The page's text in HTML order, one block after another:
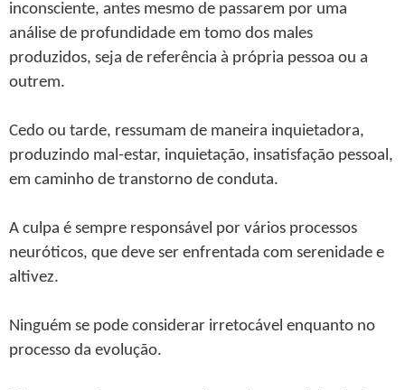
inconsciente, antes mesmo de passarem por uma
análise de profundidade em tomo dos males
produzidos, seja de referência à própria pessoa ou a
outrem.
Cedo ou tarde, ressumam de maneira inquietadora,
produzindo mal-estar, inquietação, insatisfação pessoal,
em caminho de transtorno de conduta.
A culpa é sempre responsável por vários processos
neuróticos, que deve ser enfrentada com serenidade e
altivez.
Ninguém se pode considerar irretocável enquanto no
processo da evolução.